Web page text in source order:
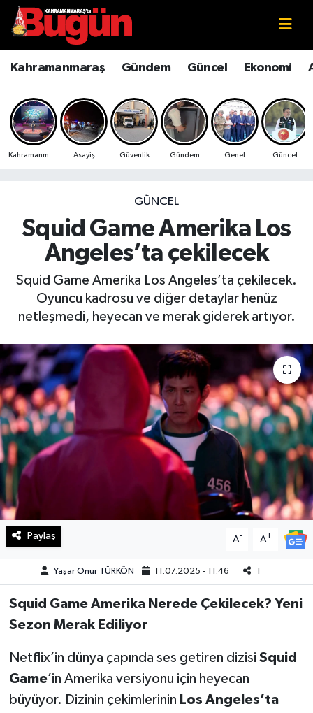
Kahramanmaraş Gündem Güncel Ekonomi
Asayiş Güvenlik Gündem Genel Güncel
GÜNCEL
Squid Game Amerika Los
Angeles’ta çekilecek
Squid Game Amerika Los Angeles’ta çekilecek.
Oyuncu kadrosu ve diğer detaylar henüz
netleşmedi, heyecan ve merak giderek artıyor.
Paylaş A- A+
Yaşar Onur TÜRKÖN 11.07.2025 - 11:46 1
Squid Game Amerika Nerede Çekilecek? Yeni
Sezon Merak Ediliyor
Netflix’in dünya çapında ses getiren dizisi Squid
Game’in Amerika versiyonu için heyecan
büyüyor. Dizinin çekimlerinin Los Angeles’ta
Kahramanmaraş
Kahramanmaraş Sokak Röportajları
Bilim ve Teknoloji
Çevre
Ekonomi
Güncel
Kültür Sanat
Magazin
Manşet Altı
Spor
SürManşet
Teknoloji
Yaşam
Kahramanmaraş Nöbetçi Eczaneler
Kahramanmaraş Hava Durumu
Kahramanmaraş Namaz Vakitleri
Kahramanmaraş Trafik Yoğunluk Haritası
Süper Lig Puan Durumu ve Fikstür
Tüm Manşetler
Son Dakika Haberleri
Haber Arşivi